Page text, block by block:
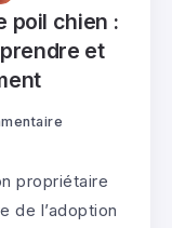
poil chien :
et
propriétaire
de l’adoption